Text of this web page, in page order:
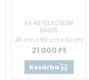
FA 45 FELSŐ ELEM
BALOS
45 cm x 60 cm x 32 cm
21 000 Ft
Kosárba